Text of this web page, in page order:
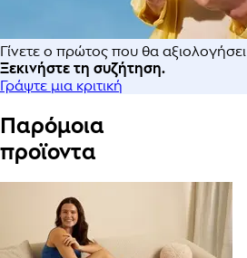
Γίνετε ο πρώτος που θα
Ξεκινήστε τη συζήτηση.
Γράψτε μια κριτική
Παρόμοια
προϊοντα